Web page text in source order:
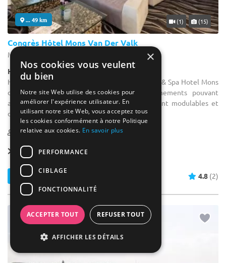
... 49 km (1) (15)
Congrès Hôtel Mons Van Der Valk
Mons - Hainaut (WHT)
Hôtel / Hôtel 4****
Hôtel pour séminaire : Le Van der Valk Congres & Spa Hotel Mons
dispose de 9 salles de réunions et d'événements pouvant
accueillir de 10 à 400 personnes, complètement modulables et
disposant ...
1-1200 310 max
Forfait dès44 € / pers.
Contacter 4.8 (2)
×
Nos cookies vous veulent
du bien
Notre site Web utilise des cookies pour
améliorer l'expérience utilisateur. En
utilisant notre site Web, vous acceptez tous
les cookies conformément à notre Politique
relative aux cookies. En savoir plus
PERFORMANCE
CIBLAGE
FONCTIONNALITÉ
ACCEPTER TOUT REFUSER TOUT
AFFICHER LES DÉTAILS